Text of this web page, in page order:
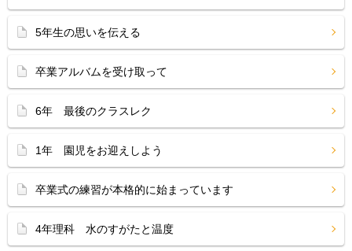
5年生の思いを伝える
卒業アルバムを受け取って
6年 最後のクラスレク
1年 園児をお迎えしよう
卒業式の練習が本格的に始まっています
4年理科 水のすがたと温度